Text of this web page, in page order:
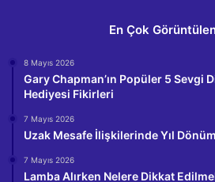
En Çok
8 Mayıs 2026
Gary Chapman’ın Popüler 5 Sevgi
Hediyesi Fikirleri
7 Mayıs 2026
Uzak Mesafe İlişkilerinde Yıl
7 Mayıs 2026
Lamba Alırken Nelere Dikkat